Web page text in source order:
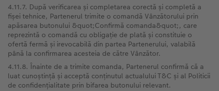
4.11.7. După verificarea și completarea corectă și completă a
fișei tehnice, Partenerul trimite o comandă Vânzătorului prin
apăsarea butonului &quot;Confirmă comanda&quot;, care
reprezintă o comandă cu obligație de plată și constituie o
ofertă fermă și irevocabilă din partea Partenerului, valabilă
până la confirmarea acesteia de către Vânzător.
4.11.8. Înainte de a trimite comanda, Partenerul confirmă că a
luat cunoștință și acceptă conținutul actualului T&C și al Politicii
de confidențialitate prin bifarea butonului relevant.